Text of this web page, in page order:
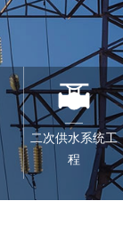
二次供水系统工
程